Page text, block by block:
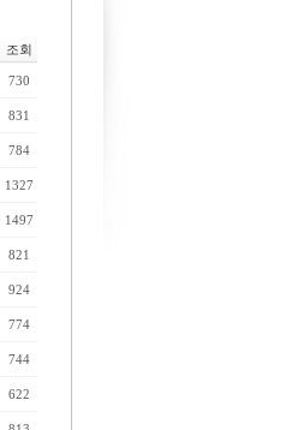
조회
730
831
784
1327
1497
821
924
774
744
622